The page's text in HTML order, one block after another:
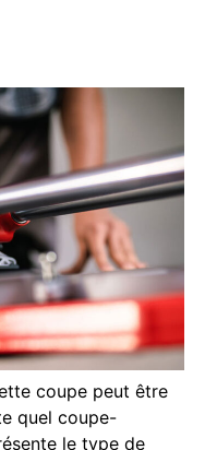
coupe peut être
quel coupe-
le type de